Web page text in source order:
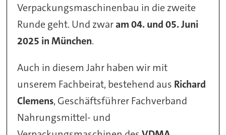
Verpackungsmaschinenbau in die zweite
Runde geht. Und zwaram 04. und 05. Juni
2025 in München.
Auch in diesem Jahr haben wir mit
unserem Fachbeirat, bestehend aus Richard
Clemens, Geschäftsführer Fachverband
Nahrungsmittel- und